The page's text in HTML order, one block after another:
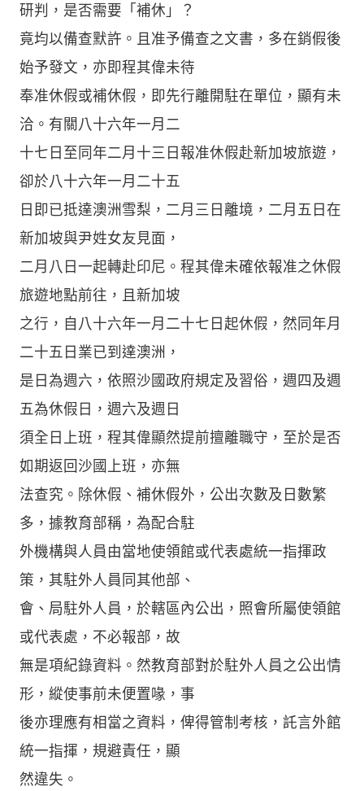
研判，是否需要「補休」？
竟均以備查默許。且准予備查之文書，多在銷假後
始予發文，亦即程其偉未待
奉准休假或補休假，即先行離開駐在單位，顯有未
洽。有關八十六年一月二
十七日至同年二月十三日報准休假赴新加坡旅遊，
卻於八十六年一月二十五
日即已抵達澳洲雪梨，二月三日離境，二月五日在
新加坡與尹姓女友見面，
二月八日一起轉赴印尼。程其偉未確依報准之休假
旅遊地點前往，且新加坡
之行，自八十六年一月二十七日起休假，然同年月
二十五日業已到達澳洲，
是日為週六，依照沙國政府規定及習俗，週四及週
五為休假日，週六及週日
須全日上班，程其偉顯然提前擅離職守，至於是否
如期返回沙國上班，亦無
法查究。除休假、補休假外，公出次數及日數繁
多，據教育部稱，為配合駐
外機構與人員由當地使領館或代表處統一指揮政
策，其駐外人員同其他部、
會、局駐外人員，於轄區內公出，照會所屬使領館
或代表處，不必報部，故
無是項紀錄資料。然教育部對於駐外人員之公出情
形，縱使事前未便置喙，事
後亦理應有相當之資料，俾得管制考核，託言外館
統一指揮，規避責任，顯
然違失。